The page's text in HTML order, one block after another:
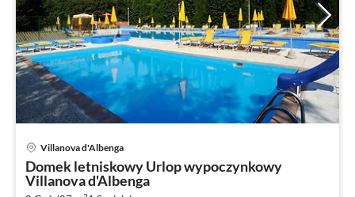
Villanova d'Albenga
Domek letniskowy Urlop wypoczynkowy
Villanova d'Albenga